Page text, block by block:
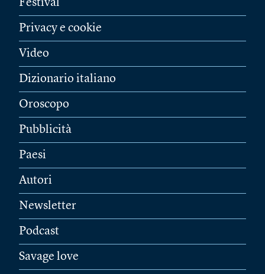
Festival
Privacy e cookie
Video
Dizionario italiano
Oroscopo
Pubblicità
Paesi
Autori
Newsletter
Podcast
Savage love